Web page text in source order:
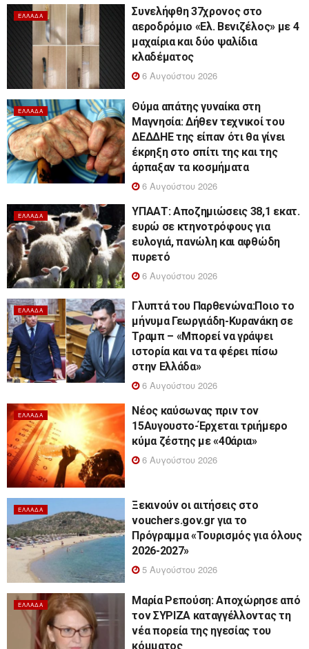
ΕΛΛΆΔΑ
Συνελήφθη 37χρονος στο
αεροδρόμιο «Ελ. Βενιζέλος» με 4
μαχαίρια και δύο ψαλίδια
κλαδέματος
6 Αυγούστου 2026
ΕΛΛΆΔΑ
Θύμα απάτης γυναίκα στη
Μαγνησία: Δήθεν τεχνικοί του
ΔΕΔΔΗΕ της είπαν ότι θα γίνει
έκρηξη στο σπίτι της και της
άρπαξαν τα κοσμήματα
6 Αυγούστου 2026
ΕΛΛΆΔΑ
ΥΠΑΑΤ: Αποζημιώσεις 38,1 εκατ.
ευρώ σε κτηνοτρόφους για
ευλογιά, πανώλη και αφθώδη
πυρετό
6 Αυγούστου 2026
ΕΛΛΆΔΑ
Γλυπτά του Παρθενώνα:Ποιο το
μήνυμα Γεωργιάδη-Κυρανάκη σε
Τραμπ – «Μπορεί να γράψει
ιστορία και να τα φέρει πίσω
στην Ελλάδα»
6 Αυγούστου 2026
ΕΛΛΆΔΑ
Νέος καύσωνας πριν τον
15Αυγουστο-Έρχεται τριήμερο
κύμα ζέστης με «40άρια»
6 Αυγούστου 2026
ΕΛΛΆΔΑ
Ξεκινούν οι αιτήσεις στο
vouchers.gov.gr για το
Πρόγραμμα «Τουρισμός για όλους
2026-2027»
5 Αυγούστου 2026
ΕΛΛΆΔΑ
Μαρία Ρεπούση: Αποχώρησε από
τον ΣΥΡΙΖΑ καταγγέλλοντας τη
νέα πορεία της ηγεσίας του
κόμματος